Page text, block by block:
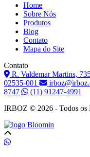
Home
Sobre Nós
Produtos
Blog
Contato
Mapa do Site
Contato
R. Valdemar Martins,
02535-001
8747
(11) 91247-4991
IRBOZ © 2026 - Todos os